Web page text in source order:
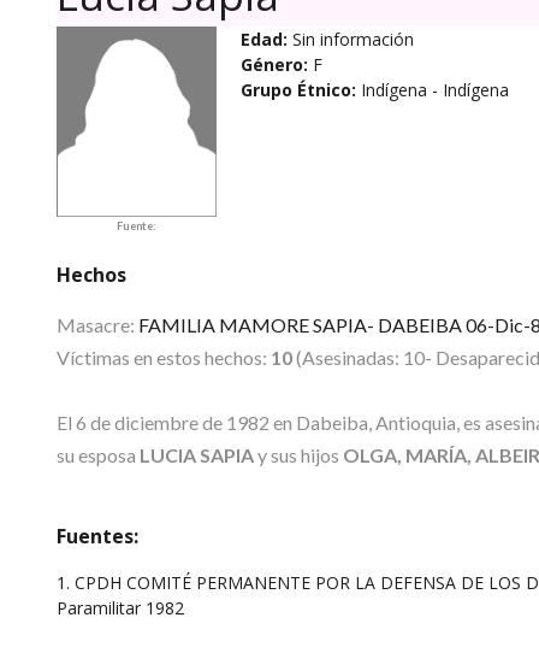
Fuente:
Edad: Sin información
Género: F
Grupo Étnico: Indígena - Indígena
Hechos
Masacre: FAMILIA MAMORE SAPIA- DABEIBA 06-Dic-
Víctimas en estos hechos: 10(Asesinadas: 10-
El 6 de diciembre de 1982 en Dabeiba, Antioquia, es
su esposa LUCIA SAPIAy sus hijos OLGA, MARÍA,
Fuentes:
1. CPDH COMITÉ PERMANENTE POR LA DEFENSA DE
Paramilitar 1982